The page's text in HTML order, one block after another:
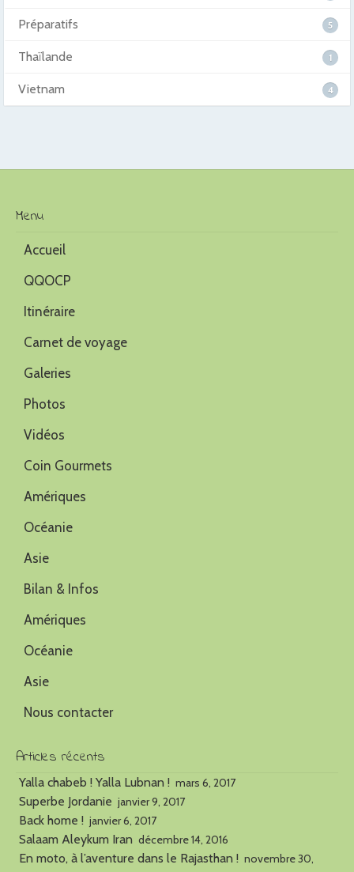
Préparatifs 5
Thaïlande 1
Vietnam 4
Menu
Accueil
QQOCP
Itinéraire
Carnet de voyage
Galeries
Photos
Vidéos
Coin Gourmets
Amériques
Océanie
Asie
Bilan & Infos
Amériques
Océanie
Asie
Nous contacter
Articles récents
Yalla chabeb ! Yalla Lubnan ! mars 6, 2017
Superbe Jordanie janvier 9, 2017
Back home ! janvier 6, 2017
Salaam Aleykum Iran décembre 14, 2016
En moto, à l’aventure dans le Rajasthan ! novembre 30,